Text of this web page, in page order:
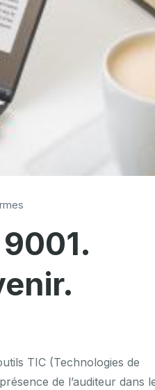
TIC (Technologies de
de l’auditeur dans